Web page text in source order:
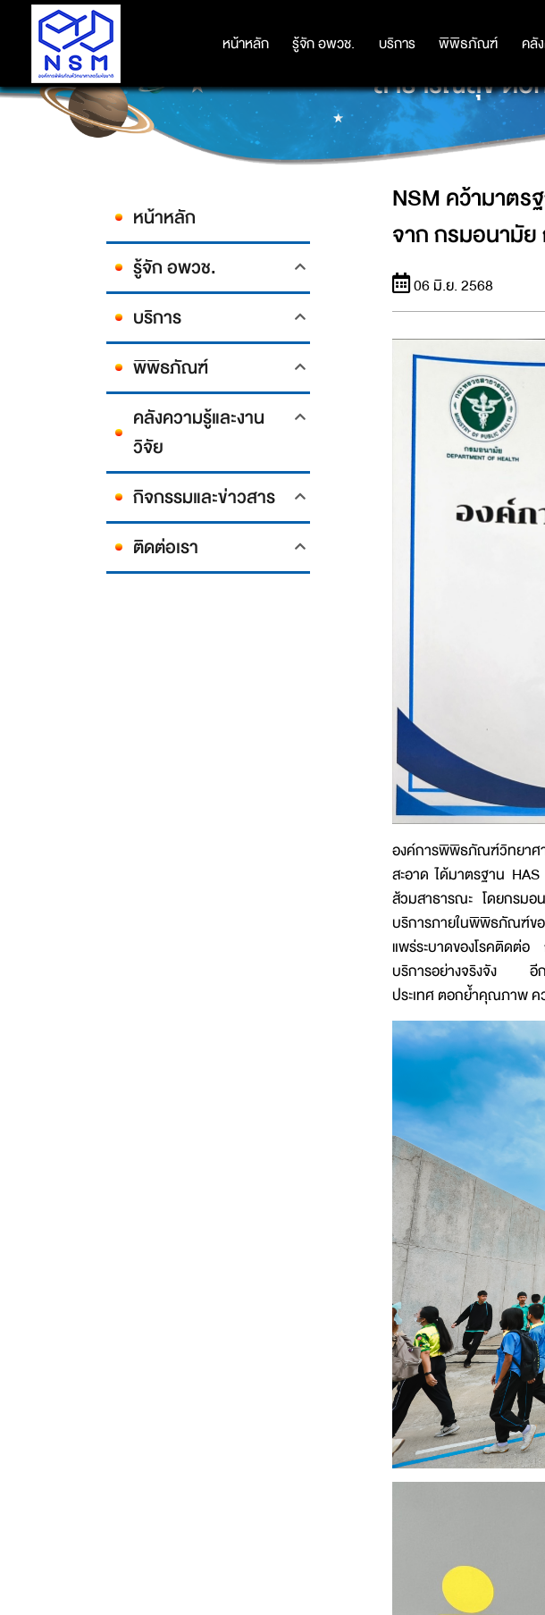
หน้าหลัก รู้จัก อพวช. บริการ พิพิธภัณฑ์ คลั
หน้าหลัก รู้จัก อพวช. บริการ พิพิธภัณฑ์ คลั
NSM คว้ามาตรฐานส้วม HAS : HEALTH
สาธารณสุข ตอ
หน้าหลัก
รู้จัก อพวช.
บริการ
พิพิธภัณฑ์
คลังความรู้และงาน
วิจัย
กิจกรรมและข่าวสาร
ติดต่อเรา
NSM คว้ามาตร
จาก กรมอนามั
06 มิ.ย. 2568
องค์การพิพิธภัณฑ์วิทยาศ
สะอาด ได้มาตรฐาน
ส้วมสาธารณะ โดยกรมอ
บริการภายในพิพิธภัณฑ์ขอ
แพร่ระบาดของโรคติดต่
บริการอย่างจริงจัง อีกทั้
ประเทศ ตอกย้ำคุณภาพ ค